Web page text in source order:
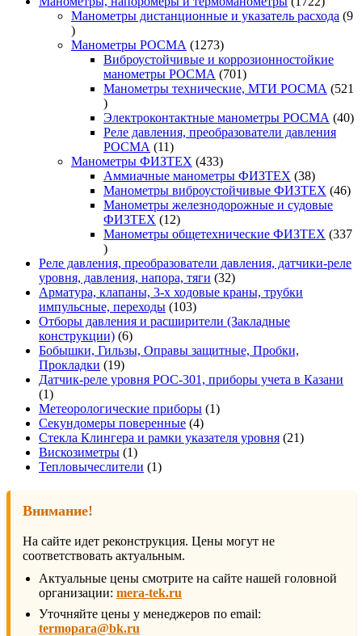
товара
Манометры дистанционные и указатель расхода 9
9
товаров
Манометры РОСМА 12731273
товара
Виброустойчивые и коррозионностойкие
манометры РОСМА
701701
товар
Манометры технические, МТИ РОСМА
521
521
товар
Электроконтактные манометры РОСМА 4040
Реле давления, преобразователи давления
РОСМА
1111
товаров
Манометры ФИЗТЕХ 433433
товара
Аммиачные манометры ФИЗТЕХ 3838
товаров
Манометры виброустойчивые ФИЗТЕХ 4646
Манометры железнодорожные и судовые
ФИЗТЕХ
1212
товаров
Манометры общетехнические ФИЗТЕХ 337
337
товаров
Реле давления, преобразователи давления, датчики-реле
уровня, давления, напора, тяги 3232
товара
Арматура, клапаны, 3-х ходовые краны, трубки
импульсные, переходы 103103
товара
Отборы давления и расширители (Закладные
конструкции) 66
товаров
Бобышки, Гильзы, Оправы защитные, Пробки,
Прокладки
1919
товаров
Датчик-реле уровня РОС-301, приборы учета в Казани
11
товар
Метеорологические приборы 11
Секундомеры поверенные 44
товара
Стекла Клингера и рамки указателя уровня 2121
Вискозиметры 11
товар
Тепловычеслители 11
Внимание!
На сайте идет реконструкция. Цены могут не
соответствовать актуальным.
Актуальные цены смотрите на сайте нашей головной
организации: mera-tek.ru
Уточняйте цены у менеджеров по email:
termopara@bk.ru